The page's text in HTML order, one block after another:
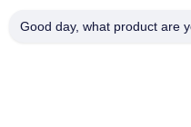
Adresse
Good day, what product are